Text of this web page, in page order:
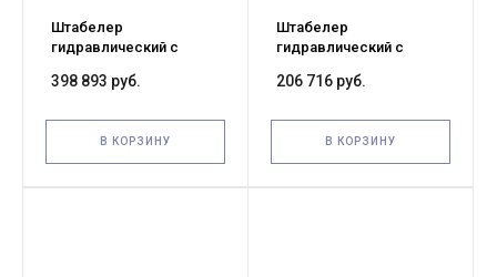
Штабелер
гидравлический с
1,6 м TOR CTD30/16
398 893 руб.
В КОРЗИНУ
Штабелер
гидравлический с
2,5 м TOR CTD20/25
206 716 руб.
В КОРЗИНУ